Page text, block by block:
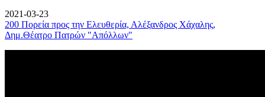
2021-03-23
200 Πορεία προς την Ελευθερία, Αλέξανδρος Χάχαλης,
Δημ.Θέατρο Πατρών "Απόλλων"